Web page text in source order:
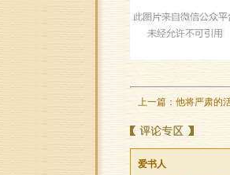
上一篇： 他将严肃的
爱书人